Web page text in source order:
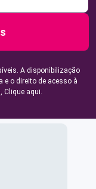
A disponibilização
e o direito de acesso à
Clique aqui.